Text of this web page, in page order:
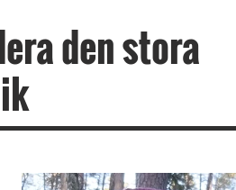
den stora